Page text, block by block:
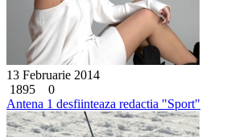
13 Februarie 2014
1895
0
Antena 1 desfiinteaza redactia "Sport"